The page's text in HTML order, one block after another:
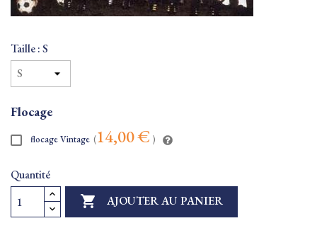
Taille : S
Flocage
flocage Vintage (14,00 € )
Quantité
 AJOUTER AU PANIER